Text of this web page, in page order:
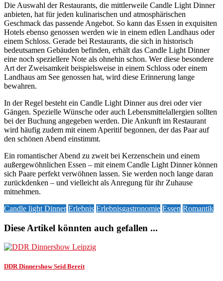
Die Auswahl der Restaurants, die mittlerweile Candle Light Dinner
anbieten, hat für jeden kulinarischen und atmosphärischen
Geschmack das passende Angebot. So kann das Essen in exquisiten
Hotels ebenso genossen werden wie in einem edlen Landhaus oder
einem Schloss. Gerade bei Restaurants, die sich in historisch
bedeutsamen Gebäuden befinden, erhält das Candle Light Dinner
eine noch speziellere Note als ohnehin schon. Wer diese besondere
Art der Zweisamkeit beispielsweise in einem Schloss oder einem
Landhaus am See genossen hat, wird diese Erinnerung lange
bewahren.
In der Regel besteht ein Candle Light Dinner aus drei oder vier
Gängen. Spezielle Wünsche oder auch Lebensmittelallergien sollten
bei der Buchung angegeben werden. Die Ankunft im Restaurant
wird häufig zudem mit einem Aperitif begonnen, der das Paar auf
den schönen Abend einstimmt.
Ein romantischer Abend zu zweit bei Kerzenschein und einem
außergewöhnlichen Essen – mit einem Candle Light Dinner können
sich Paare perfekt verwöhnen lassen. Sie werden noch lange daran
zurückdenken – und vielleicht als Anregung für ihr Zuhause
mitnehmen.
Candle light Dinner Erlebnis Erlebnisgastronomie Essen Romantik
Diese Artikel könnten auch gefallen ...
DDR Dinnershow Seid Bereit